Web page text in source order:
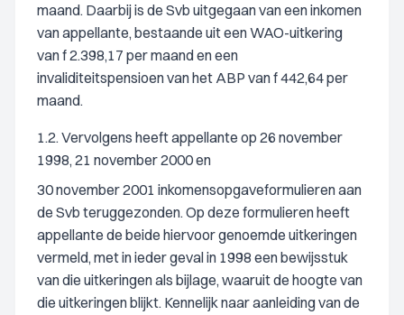
maand. Daarbij is de Svb uitgegaan van een inkomen
van appellante, bestaande uit een WAO-uitkering
van f 2.398,17 per maand en een
invaliditeitspensioen van het ABP van f 442,64 per
maand.
1.2. Vervolgens heeft appellante op 26 november
1998, 21 november 2000 en
30 november 2001 inkomensopgaveformulieren aan
de Svb teruggezonden. Op deze formulieren heeft
appellante de beide hiervoor genoemde uitkeringen
vermeld, met in ieder geval in 1998 een bewijsstuk
van die uitkeringen als bijlage, waaruit de hoogte van
die uitkeringen blijkt. Kennelijk naar aanleiding van de